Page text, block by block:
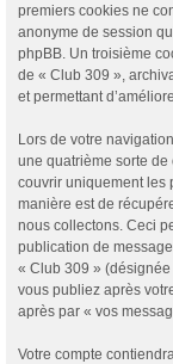
premiers cookies ne
anonyme de session
phpBB. Un troisième
de « Club 309 »,
et permettant
Lors de votre
une quatrième sorte
couvrir uniquement les
manière est de
nous collectons. Ceci
publication de
« Club 309 »
vous publiez après
après par « vos
Votre compte